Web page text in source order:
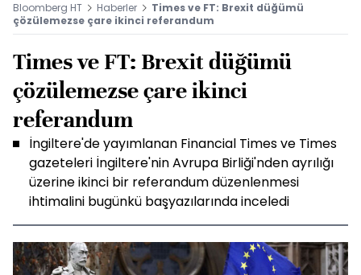
Bloomberg HT Haberler
Times ve FT: Brexit düğümü
çözülemezse çare ikinci referandum
Times ve FT: Brexit düğümü
çözülemezse çare ikinci
referandum
İngiltere'de yayımlanan Financial Times ve Times
gazeteleri İngiltere'nin Avrupa Birliği'nden ayrılığı
üzerine ikinci bir referandum düzenlenmesi
ihtimalini bugünkü başyazılarında inceledi